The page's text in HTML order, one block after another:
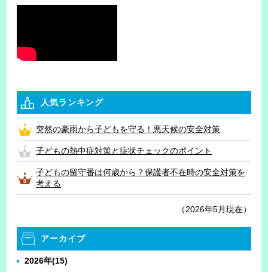
人気ランキング
突然の豪雨から子どもを守る！悪天候の安全対策
子どもの熱中症対策と症状チェックのポイント
子どもの留守番は何歳から？保護者不在時の安全対策を
考える
（2026年5月現在）
アーカイブ
2026年(15)